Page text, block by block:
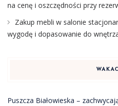
na cenę i oszczędności przy
Zakup mebli w salonie
wygodę i dopasowanie do
Puszcza Białowieska –